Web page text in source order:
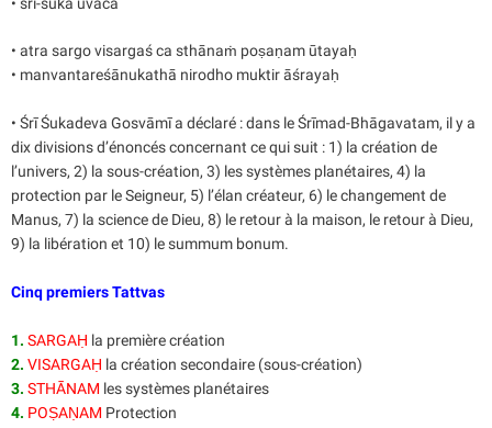
• atra sargo visargaś ca sthānaṁ poṣaṇam ūtayaḥ
• manvantareśānukathā nirodho muktir āśrayaḥ
• Śrī Śukadeva Gosvāmī a déclaré : dans le Śrīmad-Bhāgavatam, il y a
dix divisions d’énoncés concernant ce qui suit : 1) la création de
l’univers, 2) la sous-création, 3) les systèmes planétaires, 4) la
protection par le Seigneur, 5) l’élan créateur, 6) le changement de
Manus, 7) la science de Dieu, 8) le retour à la maison, le retour à Dieu,
9) la libération et 10) le summum bonum.
Cinq premiers Tattvas
1. SARGAḤ la première création
2. VISARGAḤ la création secondaire (sous-création)
3. STHĀNAM les systèmes planétaires
4. POṢAṆAM Protection